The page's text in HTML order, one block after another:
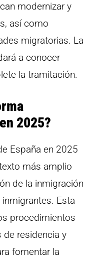
modernizar y
así como
migratorias. La
a conocer
la tramitación.
2025?
España en 2025
más amplio
de la inmigración
Esta
procedimientos
residencia y
fomentar la